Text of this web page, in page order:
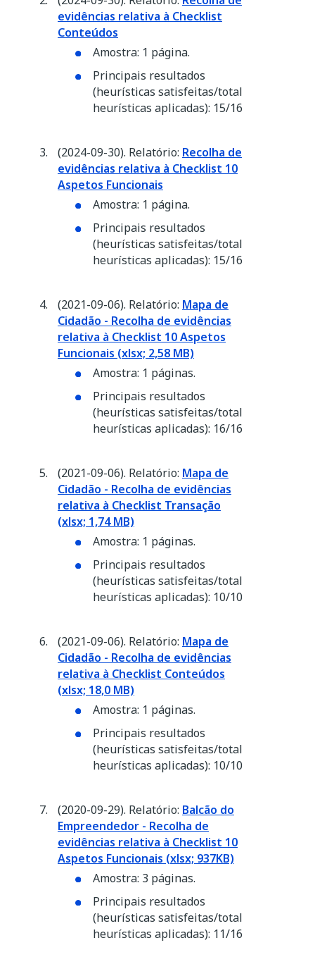
evidências relativa à Checklist
Conteúdos
Amostra: 1 página.
Principais resultados
(heurísticas satisfeitas/total
heurísticas aplicadas): 15/16
(2024-09-30). Relatório: Recolha de
evidências relativa à Checklist 10
Aspetos Funcionais
Amostra: 1 página.
Principais resultados
(heurísticas satisfeitas/total
heurísticas aplicadas): 15/16​​​​​​​
(2021-09-06). Relatório: Mapa de
Cidadão - Recolha de evidências
relativa à Checklist 10 Aspetos
Funcionais (xlsx; 2,58 MB)
Amostra: 1 páginas.
Principais resultados
(heurísticas satisfeitas/total
heurísticas aplicadas): 16/16
(2021-09-06). Relatório: Mapa de
Cidadão - Recolha de evidências
relativa à Checklist Transação
(xlsx; 1,74 MB)
Amostra: 1 páginas.
Principais resultados
(heurísticas satisfeitas/total
heurísticas aplicadas): 10/10
(2021-09-06). Relatório: Mapa de
Cidadão - Recolha de evidências
relativa à Checklist Conteúdos
(xlsx; 18,0 MB)
Amostra: 1 páginas.
Principais resultados
(heurísticas satisfeitas/total
heurísticas aplicadas): 10/10
(2020-09-29). Relatório: Balcão do
Empreendedor - Recolha de
evidências relativa à Checklist 10
Aspetos Funcionais (xlsx; 937KB)
Amostra: 3 páginas.
Principais resultados
(heurísticas satisfeitas/total
heurísticas aplicadas): 11/16